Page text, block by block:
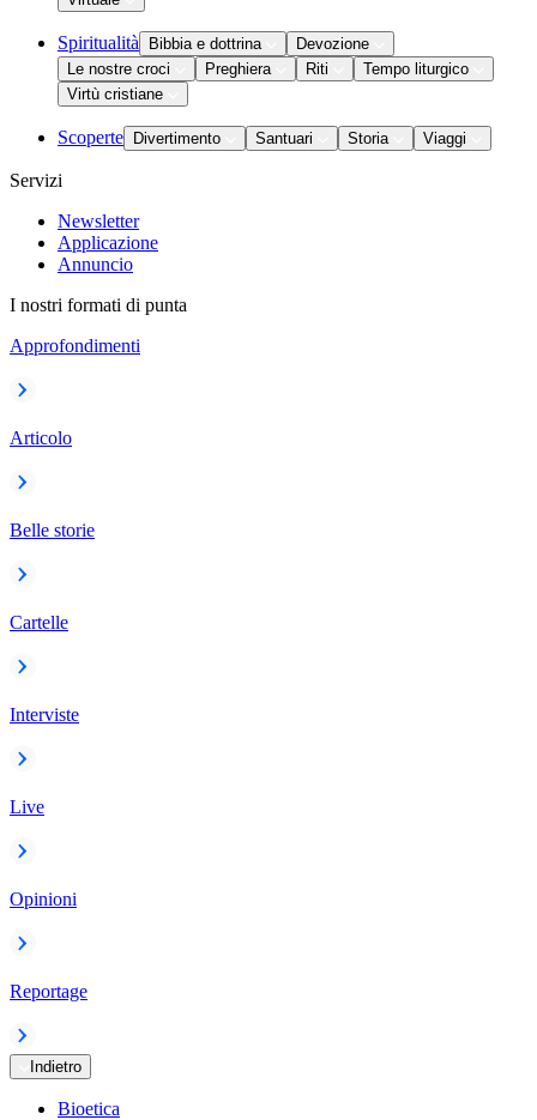
Spiritualità Bibbia e dottrina
Devozione
Le nostre croci
Preghiera Riti
Tempo liturgico
Virtù cristiane
Scoperte Divertimento Santuari Storia Viaggi
Servizi
Newsletter
Applicazione
Annuncio
I nostri formati di punta
Approfondimenti
Articolo
Belle storie
Cartelle
Interviste
Live
Opinioni
Reportage
Indietro
Bioetica